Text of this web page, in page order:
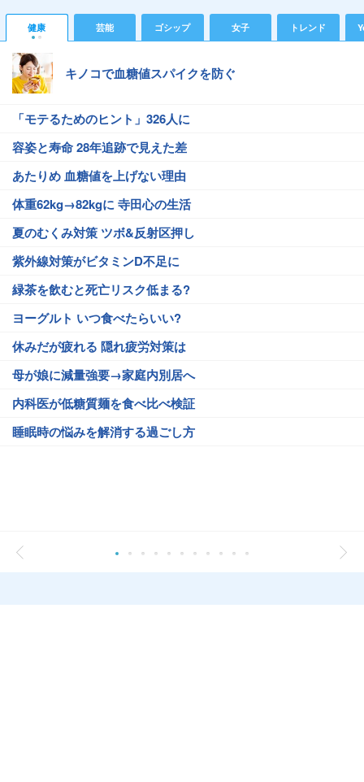
健康 芸能 ゴシップ 女子 トレンド
キノコで血糖値スパイクを防ぐ
「モテるためのヒント」326人に
容姿と寿命 28年追跡で見えた差
あたりめ 血糖値を上げない理由
体重62kg→82kgに 寺田心の生活
夏のむくみ対策 ツボ&反射区押し
紫外線対策がビタミンD不足に
緑茶を飲むと死亡リスク低まる?
ヨーグルト いつ食べたらいい?
休みだが疲れる 隠れ疲労対策は
母が娘に減量強要→家庭内別居へ
内科医が低糖質麺を食べ比べ検証
睡眠時の悩みを解消する過ごし方